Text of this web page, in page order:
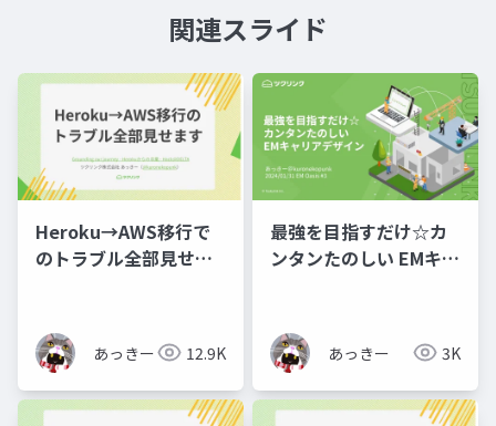
関連スライド
Heroku→AWS移行で
のトラブル全部見せま
あっきー 12.9K
最強を目指すだけ☆カ
ンタンたのしい EMキャ
あっきー 3K